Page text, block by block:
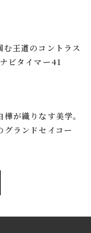
む王道のコントラス
ビタイマー41
が織りなす美学。
グランドセイコー